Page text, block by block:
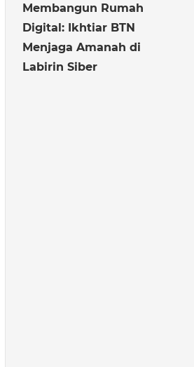
Membangun Rumah
Digital: Ikhtiar BTN
Menjaga Amanah di
Labirin Siber